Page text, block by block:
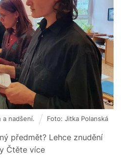
a nadšení. Foto: Jitka Polanská
předmět? Lehce znudění
Čtěte více